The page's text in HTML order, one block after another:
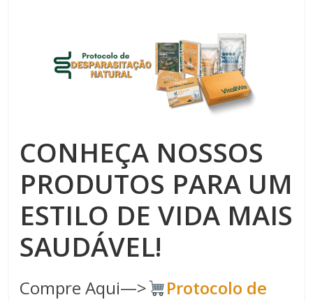
CONHEÇA NOSSOS
PRODUTOS PARA UM
ESTILO DE VIDA MAIS
SAUDÁVEL!
Compre Aqui—>
Protocolo de